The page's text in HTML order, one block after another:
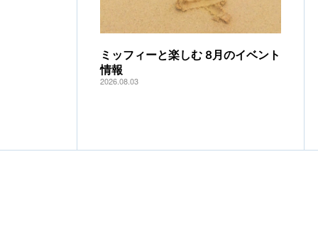
ミッフィーと楽しむ 8月のイベント
情報
2026.08.03